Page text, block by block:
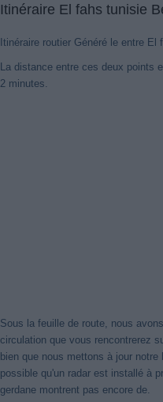
Itinéraire El fahs tunisie
Itinéraire routier Généré le entre El
La distance entre ces deux points
2 minutes.
Sous la feuille de route, nous
circulation que vous rencontrerez
bien que nous mettons à jour
possible qu'un radar est installé à
gerdane montrent pas encore de.